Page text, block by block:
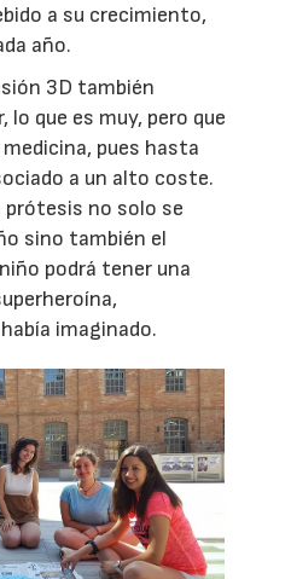
a su crecimiento,
año.
3D también
que es muy, pero que
pues hasta
a un alto coste.
prótesis no solo se
sino también el
podrá tener una
imaginado.